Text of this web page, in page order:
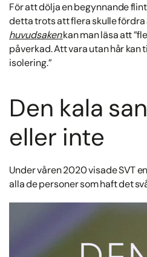
För att dölja en begynnande
detta trots att flera skulle fördra
huvudsakenkan man läsa att
påverkad. Att vara utan hår kan
isolering.”
Den kala
eller inte
Under våren 2020 visade SVT
alla de personer som haft det